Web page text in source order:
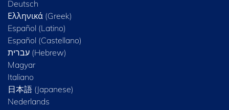
Deutsch
Ελληνικά (Greek)
Español (Latino)
Español (Castellano)
Magyar
Italiano
日本語 (Japanese)
Nederlands